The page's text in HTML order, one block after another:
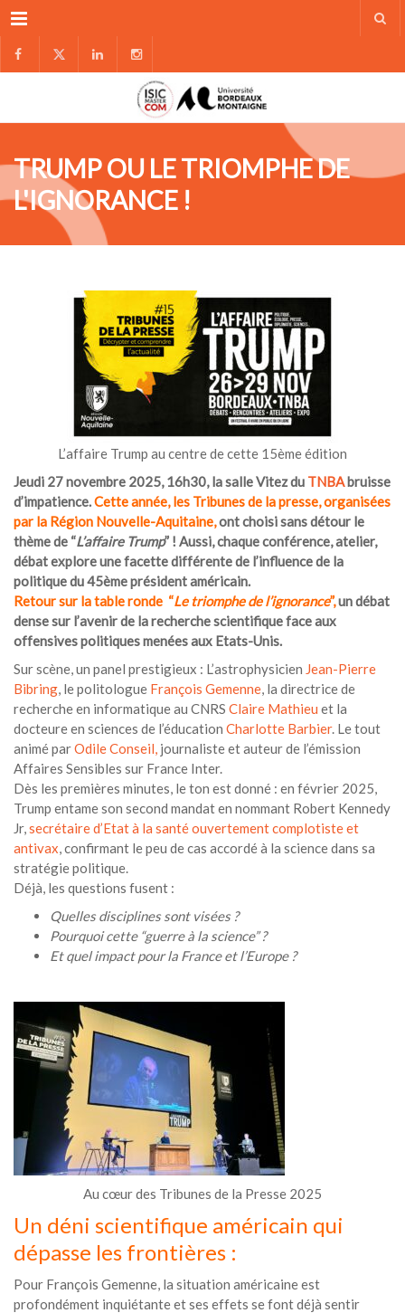
Menu
TRUMP OU LE TRIOMPHE DE
L'IGNORANCE !
L’affaire Trump au centre de cette 15ème édition
Jeudi 27 novembre 2025, 16h30, la salle Vitez du TNBAbruisse
d’impatience.Cette année,les Tribunes de la presse,organisées
par la Région Nouvelle-Aquitaine,ont choisi sans détour le
thème de “L’affaire Trump” ! Aussi, chaque conférence, atelier,
débat explore une facette différente de l’influence de la
politique du 45ème président américain.
Retour sur la table ronde “Le triomphe de l’ignorance”,un débat
dense sur l’avenir de la recherche scientifique face aux
offensives politiques menées aux Etats-Unis.
Sur scène, un panel prestigieux : L’astrophysicien Jean-Pierre
Bibring, le politologue François Gemenne, la directrice de
recherche en informatique au CNRS Claire Mathieu et la
docteure en sciences de l’éducation Charlotte Barbier. Le tout
animé parOdile Conseil, journaliste et auteur de l’émission
Affaires Sensibles sur France Inter.
Dès les premières minutes, le ton est donné : en février 2025,
Trump entame son second mandat en nommant Robert Kennedy
Jr,secrétaire d’Etat à la santé ouvertement complotiste et
antivax, confirmant le peu de cas accordé à la science dans sa
stratégie politique.
Déjà, les questions fusent :
Quelles disciplines sont visées ?
Pourquoi cette “guerre à la science” ?
Et quel impact pour la France et l’Europe ?
Au cœur des Tribunes de la Presse 2025
Un déni scientifique américain qui
dépasse les frontières :
Pour François Gemenne, la situation américaine est
profondément inquiétante et ses effets se font déjà sentir